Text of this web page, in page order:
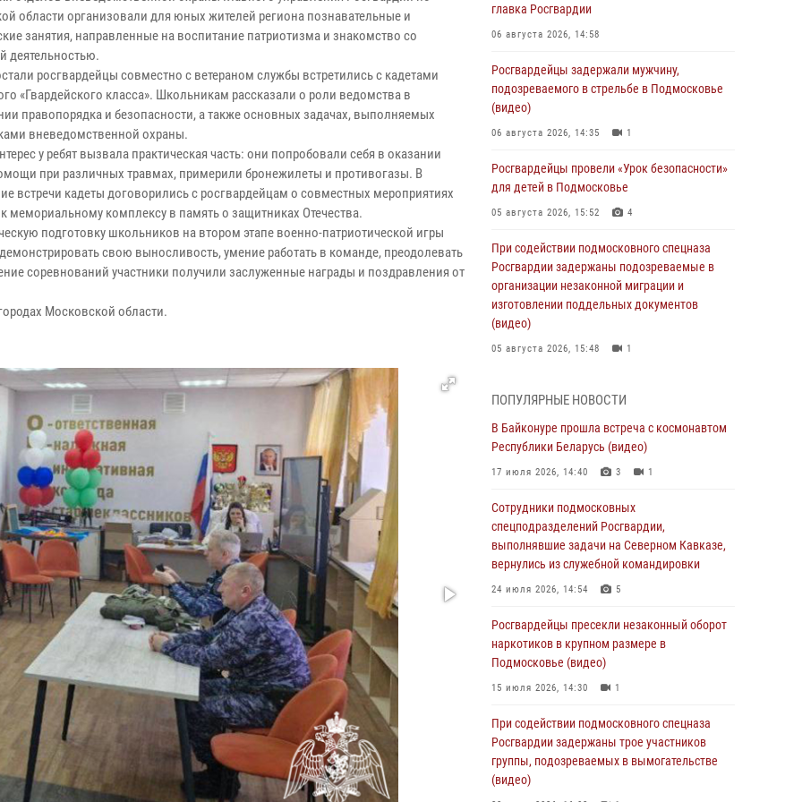
области организовали для юных жителей региона познавательные и
занятия, направленные на воспитание патриотизма и знакомство со
деятельностью.
росгвардейцы совместно с ветераном службы встретились с кадетами
«Гвардейского класса». Школьникам рассказали о роли ведомства в
правопорядка и безопасности, а также основных задачах, выполняемых
вневедомственной охраны.
у ребят вызвала практическая часть: они попробовали себя в оказании
при различных травмах, примерили бронежилеты и противогазы. В
встречи кадеты договорились с росгвардейцам о совместных мероприятиях
комплексу в память о защитниках Отечества.
подготовку школьников на втором этапе военно-патриотической игры
свою выносливость, умение работать в команде, преодолевать
соревнований участники получили заслуженные награды и поздравления от
Московской области.
главка Росгвардии
06 августа 2026, 14:58
Росгвардейцы задержали мужчину,
подозреваемого в стрельбе в Подмосковье
(видео)
06 августа 2026, 14:35 1
Росгвардейцы провели «Урок безопасности»
для детей в Подмосковье
05 августа 2026, 15:52 4
При содействии подмосковного спецназа
Росгвардии задержаны подозреваемые в
организации незаконной миграции и
изготовлении поддельных документов
(видео)
05 августа 2026, 15:48 1
супермаркета в Подмосковье (видео)
03 августа 2026, 15:32 1
Росгвардейцы пресекли кражу сантехники,
Подмосковье (видео)
03 августа 2026, 15:08 1
В Подмосковье отметили годовщину со Дня
образования ОМОН «Пересвет»
Офицер подмосковного главка Росгвардии
стал гостем эфира «Радио 1»
01 августа 2026, 17:57
Росгвардейцы задержали рецидивиста,
подозреваемого в краже на крупную сумму в
Подмосковье
31 июля 2026, 13:00
ПОПУЛЯРНЫЕ НОВОСТИ
В Байконуре прошла встреча с космонавтом
Республики Беларусь (видео)
17 июля 2026, 14:40 3 1
Сотрудники подмосковных
спецподразделений Росгвардии,
выполнявшие задачи на Северном Кавказе,
вернулись из служебной командировки
24 июля 2026, 14:54 5
Росгвардейцы пресекли незаконный оборот
наркотиков в крупном размере в
Подмосковье (видео)
15 июля 2026, 14:30 1
При содействии подмосковного спецназа
Росгвардии задержаны трое участников
группы, подозреваемых в вымогательстве
(видео)